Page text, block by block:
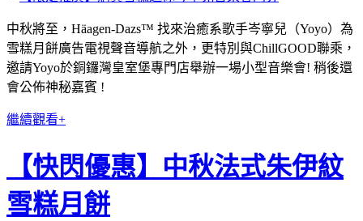
中秋將至，Häagen-Dazs™ 找來治癒系歌手岑寧兒（Yoyo）為
雪糕月餅廣告電視聲音導航之外，更特別與ChillGOOD聯乘，
邀請Yoyo於銅鑼灣皇室堡專門店舉辦一場小型音樂會! 稍後還
會公佈神秘嘉賓 !
繼續觀看+
【快閃優惠】中秋法式朱伊紋
雪糕月餅